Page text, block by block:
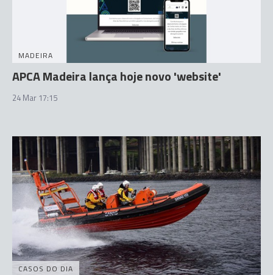
MADEIRA
APCA Madeira lança hoje novo 'website'
24 Mar 17:15
CASOS DO DIA